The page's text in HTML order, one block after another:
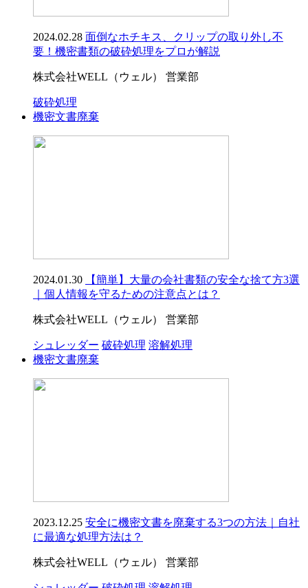
2024.02.28 面倒なホチキス、クリップの取り外し不
要！機密書類の破砕処理をプロが解説
株式会社WELL（ウェル） 営業部
破砕処理
機密文書廃棄
2024.01.30
【簡単】大量の会社書類の安全な捨て方3選
｜個人情報を守るための注意点とは？
株式会社WELL（ウェル） 営業部
シュレッダー 破砕処理 溶解処理
機密文書廃棄
2023.12.25 安全に機密文書を廃棄する3つの方法｜自社
に最適な処理方法は？
株式会社WELL（ウェル） 営業部